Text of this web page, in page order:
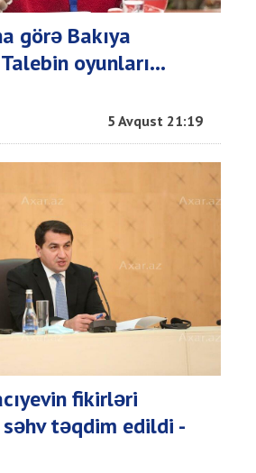
görə Bakıya
oyunları...
5 Avqust 21:19
fikirləri
təqdim edildi -